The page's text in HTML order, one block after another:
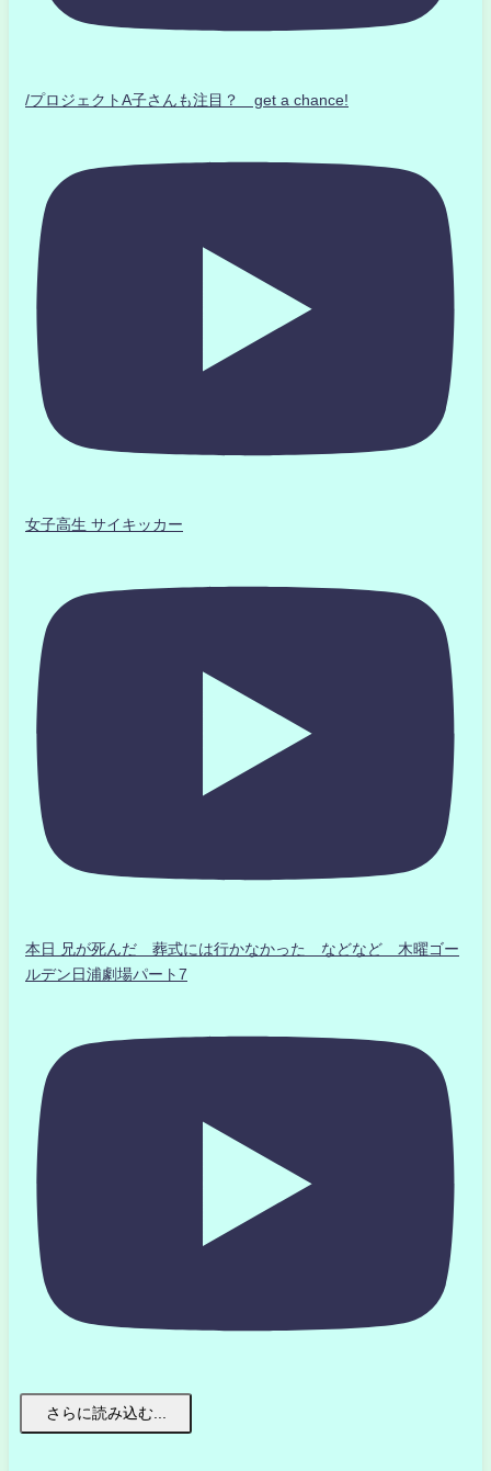
/プロジェクトA子さんも注目？ get a chance!
女子高生 サイキッカー
本日 兄が死んだ 葬式には行かなかった などなど 木曜ゴー
ルデン日浦劇場パート7
さらに読み込む...